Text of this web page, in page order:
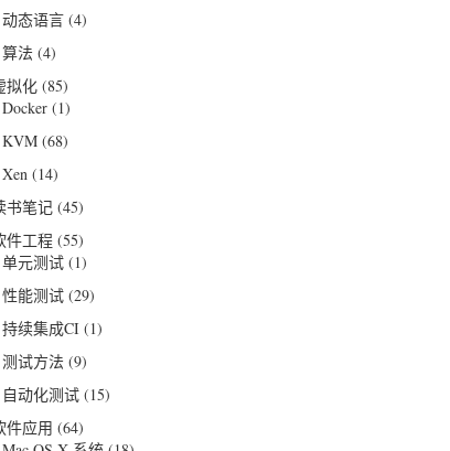
动态语言(4)
算法(4)
拟化(85)
Docker(1)
KVM(68)
Xen(14)
书笔记(45)
件工程(55)
单元测试(1)
性能测试(29)
持续集成CI(1)
测试方法(9)
自动化测试(15)
件应用 (64)